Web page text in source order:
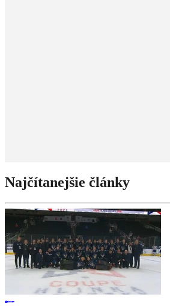
Najčítanejšie články